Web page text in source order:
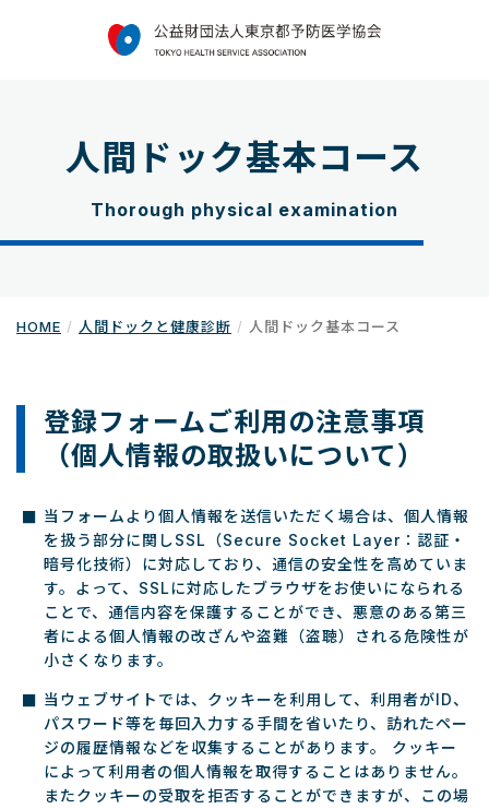
人間ドック基本コース
Thorough physical examination
HOME 人間ドックと健康診断 人間ドック基本コース
登録フォームご利用の注意事項
（個人情報の取扱いについて）
当フォームより個人情報を送信いただく場合は、個人情報
を扱う部分に関しSSL（Secure Socket Layer：認証・
暗号化技術）に対応しており、通信の安全性を高めていま
す。よって、SSLに対応したブラウザをお使いになられる
ことで、通信内容を保護することができ、悪意のある第三
者による個人情報の改ざんや盗難（盗聴）される危険性が
小さくなります。
当ウェブサイトでは、クッキーを利用して、利用者がID、
パスワード等を毎回入力する手間を省いたり、訪れたペー
ジの履歴情報などを収集することがあります。 クッキー
によって利用者の個人情報を取得することはありません。
またクッキーの受取を拒否することができますが、この場